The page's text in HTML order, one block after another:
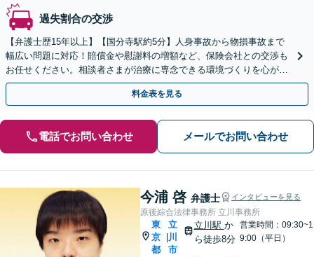
過失割合の交渉
【弁護士歴15年以上】【国分寺駅約5分】人身事故から物損事故まで
幅広い問題に対応！賠償金や慰謝料の増額など、保険会社との交渉も
お任せください。相談者さまが治療に専念できる環境づくりを心がけ
ています。【弁護士費用特約の利用可】
料金表を見る
電話でお問い合わせ メールでお問い合わせ
今浦 啓 弁護士 インタビューを見る
原後綜合法律事務所 立川事務所
東
京
都
立
川
市
立川駅 か
ら徒歩8分
営業時間：09:30~1
9:00（平日）